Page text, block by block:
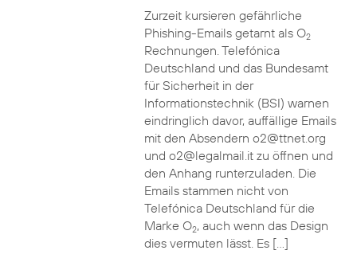
Zurzeit kursieren gefährliche
Phishing-Emails getarnt als O2
Rechnungen. Telefónica
Deutschland und das Bundesamt
für Sicherheit in der
Informationstechnik (BSI) warnen
eindringlich davor, auffällige Emails
mit den Absendern o2@ttnet.org
und o2@legalmail.it zu öffnen und
den Anhang runterzuladen. Die
Emails stammen nicht von
Telefónica Deutschland für die
Marke O2, auch wenn das Design
dies vermuten lässt. Es […]